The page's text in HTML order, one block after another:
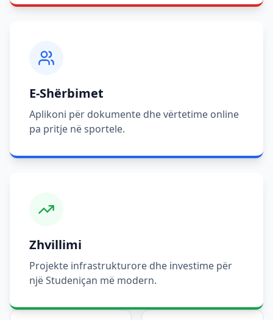
E-Shërbimet
Aplikoni për dokumente dhe vërtetime online
pa pritje në sportele.
Zhvillimi
Projekte infrastrukturore dhe investime për
një Studeniçan më modern.